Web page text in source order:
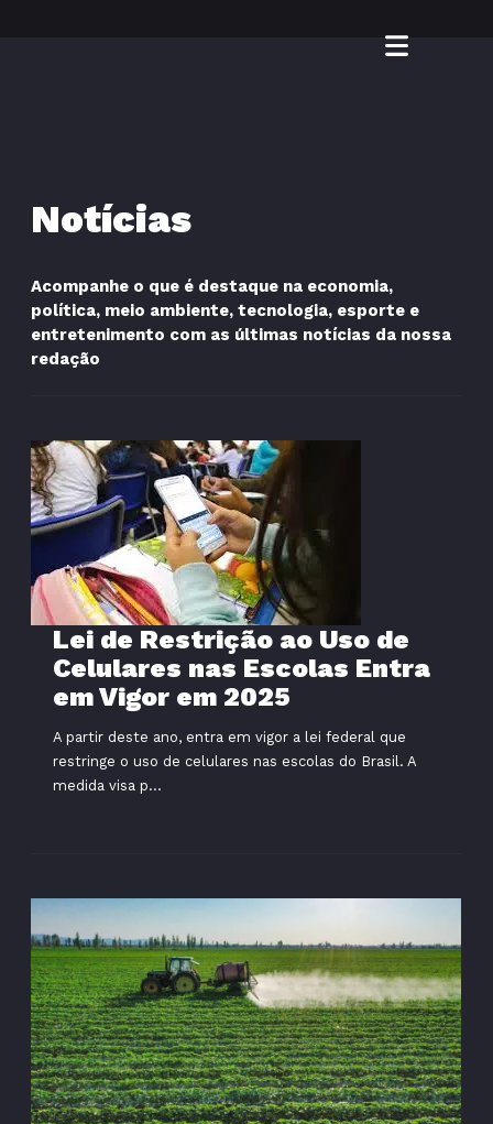
Notícias
Acompanhe o que é destaque na economia,
política, meio ambiente, tecnologia, esporte e
entretenimento com as últimas notícias da nossa
redação
Lei de Restrição ao Uso de
Celulares nas Escolas Entra
em Vigor em 2025
A partir deste ano, entra em vigor a lei federal que
restringe o uso de celulares nas escolas do Brasil. A
medida visa p...